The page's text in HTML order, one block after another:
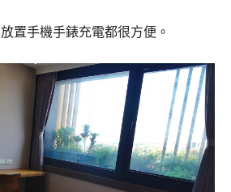
置手機手錶充電都很方便。